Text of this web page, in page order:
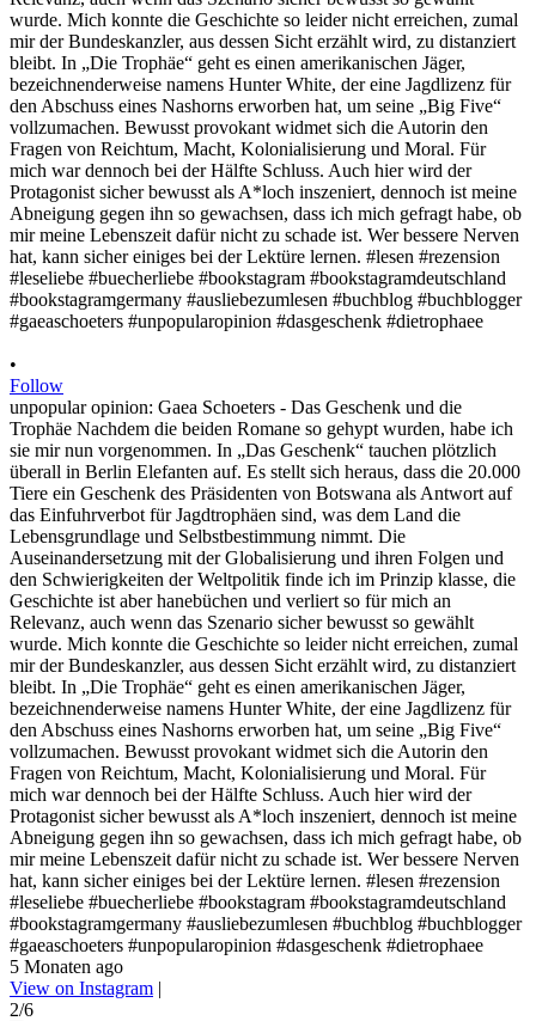
•
Follow
unpopular opinion: Gaea Schoeters - Das Geschenk und die
Trophäe Nachdem die beiden Romane so gehypt wurden, habe ich
sie mir nun vorgenommen. In „Das Geschenk“ tauchen plötzlich
überall in Berlin Elefanten auf. Es stellt sich heraus, dass die 20.000
Tiere ein Geschenk des Präsidenten von Botswana als Antwort auf
das Einfuhrverbot für Jagdtrophäen sind, was dem Land die
Lebensgrundlage und Selbstbestimmung nimmt. Die
Auseinandersetzung mit der Globalisierung und ihren Folgen und
den Schwierigkeiten der Weltpolitik finde ich im Prinzip klasse, die
Geschichte ist aber hanebüchen und verliert so für mich an
Relevanz, auch wenn das Szenario sicher bewusst so gewählt
wurde. Mich konnte die Geschichte so leider nicht erreichen, zumal
mir der Bundeskanzler, aus dessen Sicht erzählt wird, zu distanziert
bleibt. In „Die Trophäe“ geht es einen amerikanischen Jäger,
bezeichnenderweise namens Hunter White, der eine Jagdlizenz für
den Abschuss eines Nashorns erworben hat, um seine „Big Five“
vollzumachen. Bewusst provokant widmet sich die Autorin den
Fragen von Reichtum, Macht, Kolonialisierung und Moral. Für
mich war dennoch bei der Hälfte Schluss. Auch hier wird der
Protagonist sicher bewusst als A*loch inszeniert, dennoch ist meine
Abneigung gegen ihn so gewachsen, dass ich mich gefragt habe, ob
mir meine Lebenszeit dafür nicht zu schade ist. Wer bessere Nerven
hat, kann sicher einiges bei der Lektüre lernen. #lesen #rezension
#leseliebe #buecherliebe #bookstagram #bookstagramdeutschland
#bookstagramgermany #ausliebezumlesen #buchblog #buchblogger
#gaeaschoeters #unpopularopinion #dasgeschenk #dietrophaee
5 Monaten ago
View on Instagram |
2/6